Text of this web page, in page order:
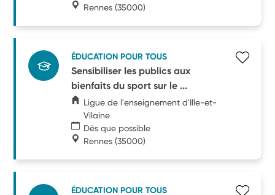
Rennes (35000)
ÉDUCATION POUR TOUS
Sensibiliser les publics aux
bienfaits du sport sur le ...
Ligue de l'enseignement d'Ille-et-
Vilaine
Dès que possible
Rennes (35000)
ÉDUCATION POUR TOUS